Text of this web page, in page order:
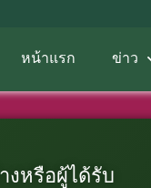
หน้าแรก ข่าว
งหรือผู้ได้รับ